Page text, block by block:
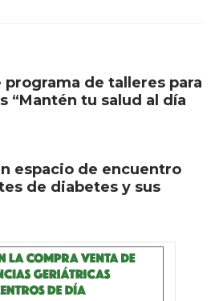
de talleres para
“Mantén tu salud al día
espacio de encuentro
de diabetes y sus